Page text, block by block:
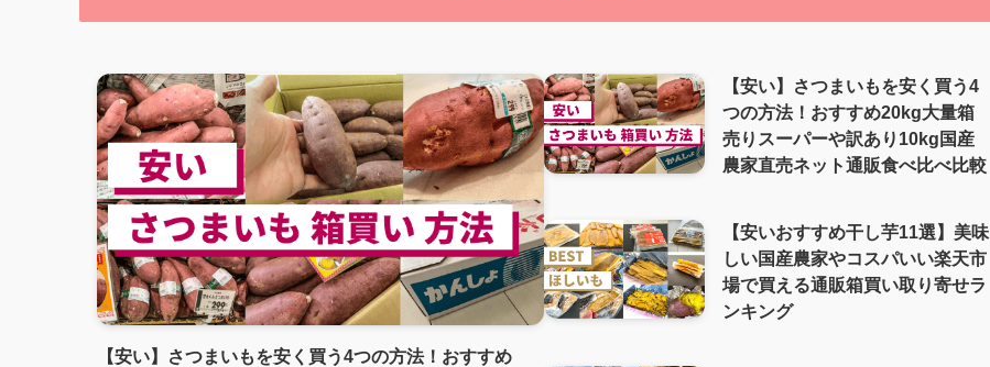
【安い】さつまいもを安く買う4つの方法！おすすめ
【安い】さつまいもを安く買う4
つの方法！おすすめ20kg大量箱
売りスーパーや訳あり10kg国産
農家直売ネット通販食べ比べ比較
【安いおすすめ干し芋11選】美味
しい国産農家やコスパいい楽天市
場で買える通販箱買い取り寄せラ
ンキング